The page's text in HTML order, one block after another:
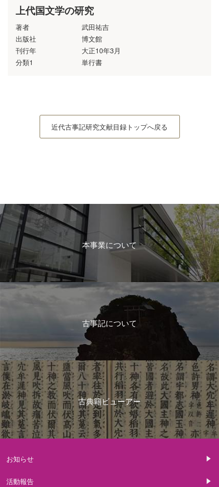
上代国文学の研究
著者
武田祐吉
出版社
博文館
刊行年
大正10年3月
分類1
単行書
近代古事記研究文献目録トップへ戻る
本事業について
古事記について
古典籍ビューアー
お知らせ
活動報告